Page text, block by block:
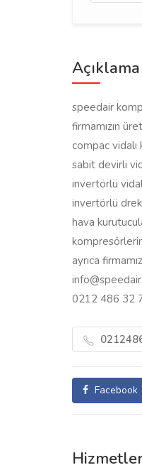
Açıklama
speedair
firmamızın
compac
sabit devirli
invertörlü
invertörlü
hava
ayrıca
0212 486
Facebook